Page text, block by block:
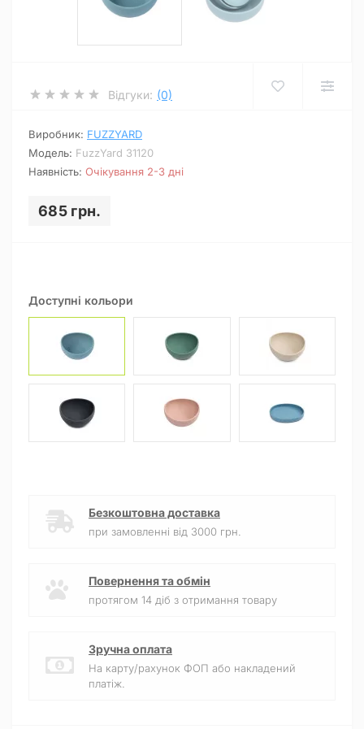
Відгуки: (0)
Виробник: FUZZYARD
Модель: FuzzYard 31120
Наявність: Очікування 2-3 дні
685 грн.
Доступні кольори
Безкоштовна доставка
при замовленні від 3000 грн.
Повернення та обмін
протягом 14 діб з отримання товару
Зручна оплата
На карту/рахунок ФОП або накладений
платіж.